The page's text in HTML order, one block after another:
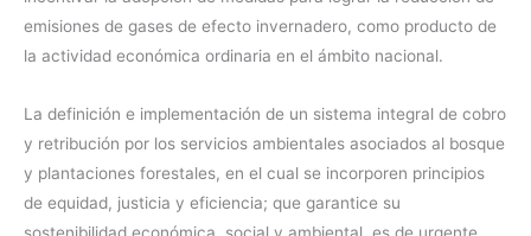
emisiones de gases de efecto invernadero, como producto de
la actividad económica ordinaria en el ámbito nacional.
La definición e implementación de un sistema integral de cobro
y retribución por los servicios ambientales asociados al bosque
y plantaciones forestales, en el cual se incorporen principios
de equidad, justicia y eficiencia; que garantice su